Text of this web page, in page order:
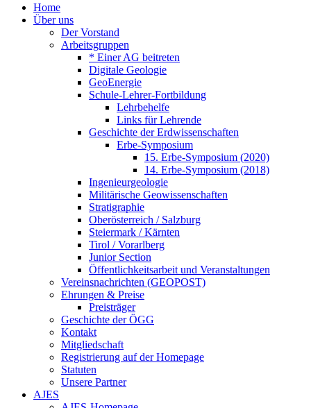
Home
Über uns
Der Vorstand
Arbeitsgruppen
* Einer AG beitreten
Digitale Geologie
GeoEnergie
Schule-Lehrer-Fortbildung
Lehrbehelfe
Links für Lehrende
Geschichte der Erdwissenschaften
Erbe-Symposium
15. Erbe-Symposium (2020)
14. Erbe-Symposium (2018)
Ingenieurgeologie
Militärische Geowissenschaften
Stratigraphie
Oberösterreich / Salzburg
Steiermark / Kärnten
Tirol / Vorarlberg
Junior Section
Öffentlichkeitsarbeit und Veranstaltungen
Vereinsnachrichten (GEOPOST)
Ehrungen & Preise
Preisträger
Geschichte der ÖGG
Kontakt
Mitgliedschaft
Registrierung auf der Homepage
Statuten
Unsere Partner
AJES